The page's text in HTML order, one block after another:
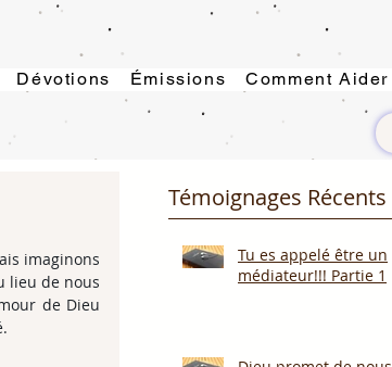
Dévotions Émissions Comment Aider
imaginons
lieu de nous
de Dieu
Témoignages Récents
Tu es appelé être un
médiateur!!! Partie 1